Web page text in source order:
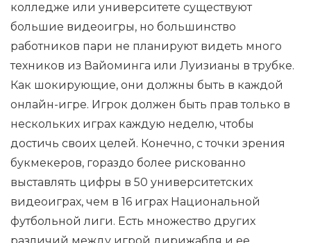
колледже или университете существуют
большие видеоигры, но большинство
работников пари не планируют видеть много
техников из Вайоминга или Луизианы в трубке.
Как шокирующие, они должны быть в каждой
онлайн-игре. Игрок должен быть прав только в
нескольких играх каждую неделю, чтобы
достичь своих целей. Конечно, с точки зрения
букмекеров, гораздо более рискованно
выставлять цифры в 50 университетских
видеоиграх, чем в 16 играх Национальной
футбольной лиги. Есть множество других